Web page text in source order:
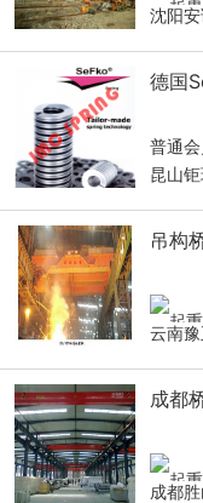
沈阳
德国
普通会
昆山
吊构
云南
成都
成都